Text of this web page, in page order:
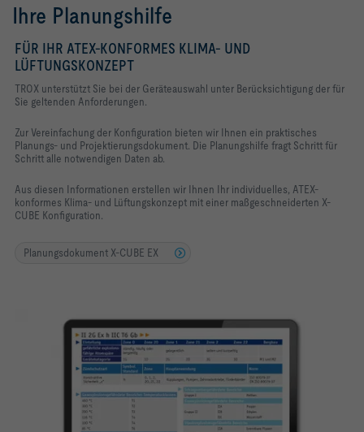
Ihre Planungshilfe
FÜR IHR ATEX-KONFORMES KLIMA- UND
LÜFTUNGSKONZEPT
TROX unterstützt Sie bei der Geräteauswahl unter Berücksichtigung der für
Sie geltenden Anforderungen.
Zur Vereinfachung der Konfiguration bieten wir Ihnen ein praktisches
Planungs- und Projektierungsdokument. Die Planungshilfe fragt Schritt für
Schritt alle notwendigen Daten ab.
Aus diesen Informationen erstellen wir Ihnen Ihr individuelles, ATEX-
konformes Klima- und Lüftungskonzept mit einer maßgeschneiderten X-
CUBE Konfiguration.
Planungsdokument X-CUBE EX